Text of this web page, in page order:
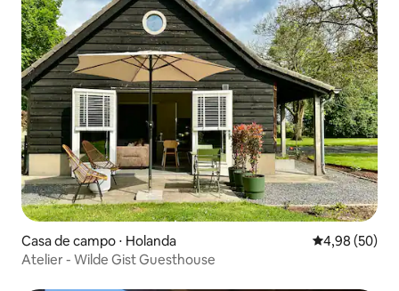
Casa de campo ⋅ Holanda 4,98 de uma
4,98 (50)
Atelier - Wilde Gist Guesthouse